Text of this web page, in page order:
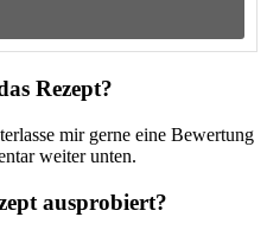
Rezept?
mir gerne eine Bewertung
weiter unten.
ausprobiert?